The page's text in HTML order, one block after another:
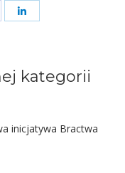
kategorii
inicjatywa Bractwa